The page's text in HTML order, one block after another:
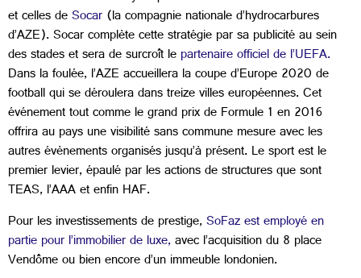
et celles deSocar(la compagnie nationale d’hydrocarbures
d’AZE). Socar complète cette stratégie par sa publicité au sein
des stades et sera de surcroît lepartenaire officiel de l’UEFA.
Dans la foulée, l’AZE accueillera la coupe d’Europe 2020 de
football qui se déroulera dans treize villes européennes. Cet
événement tout comme le grand prix de Formule 1 en 2016
offrira au pays une visibilité sans commune mesure avec les
autres évènements organisés jusqu’à présent. Le sport est le
premier levier, épaulé par les actions de structures que sont
TEAS, l’AAA et enfin HAF.
Pour les investissements de prestige,SoFaz est employé en
partie pour l’immobilier de luxe,avec l’acquisition du 8 place
Vendôme ou bien encore d’un immeuble londonien.